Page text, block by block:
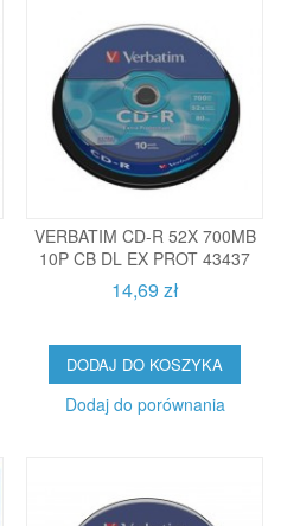
VERBATIM CD-R 52X 700MB
10P CB DL EX PROT 43437
14,69 zł
DODAJ DO KOSZYKA
Dodaj do porównania